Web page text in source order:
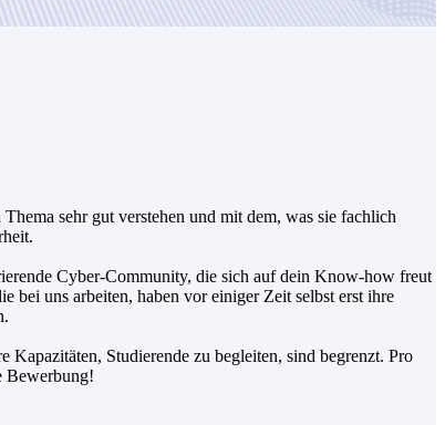
sehr gut verstehen und mit dem, was sie fachlich
Cyber-Community, die sich auf dein Know-how freut
uns arbeiten, haben vor einiger Zeit selbst erst ihre
Studierende zu begleiten, sind begrenzt. Pro
Bewerbung!